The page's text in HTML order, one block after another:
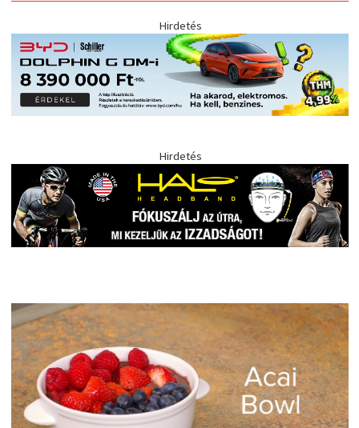
Hirdetés
Hirdetés